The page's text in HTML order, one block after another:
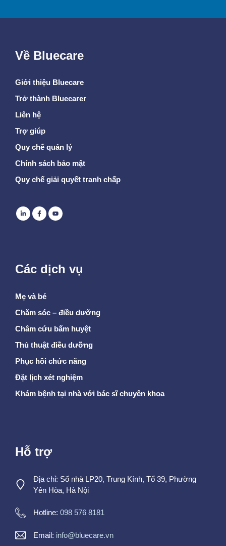
Về Bluecare
Giới thiệu Bluecare
Trở thành Bluecarer
Liên hệ
Trợ giúp
Quy chế quản lý
Chính sách bảo mật
Quy chế giải quyết tranh chấp
Các dịch vụ
Mẹ và bé
Chăm sóc – điều dưỡng
Châm cứu bấm huyệt
Thủ thuật điều dưỡng
Phục hồi chức năng
Đặt lịch xét nghiệm
Khám bệnh tại nhà với bác sĩ chuyên khoa
Hỗ trợ
Địa chỉ: Số nhà LP20, Trung Kính, Tổ 39, Phường
Yên Hòa, Hà Nội
Hotline: 098 576 8181
Email: info@bluecare.vn